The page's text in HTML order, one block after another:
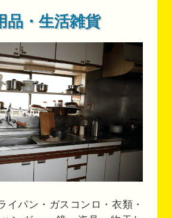
品・生活雑貨
イパン・ガスコンロ・衣類・